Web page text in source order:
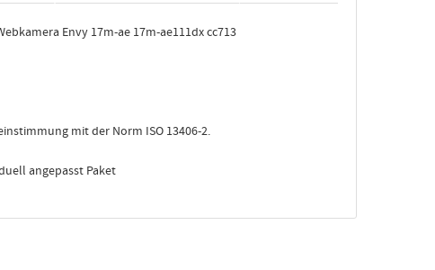
Envy 17m-ae 17m-ae111dx cc713
mit der Norm ISO 13406-2.
angepasst Paket